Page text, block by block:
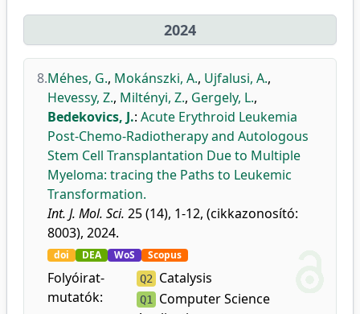
2024
8.Méhes, G., Mokánszki, A., Ujfalusi, A.,
Hevessy, Z., Miltényi, Z., Gergely, L.,
Bedekovics, J.: Acute Erythroid Leukemia
Post-Chemo-Radiotherapy and Autologous
Stem Cell Transplantation Due to Multiple
Myeloma: tracing the Paths to Leukemic
Transformation.
Int. J. Mol. Sci. 25 (14), 1-12, (cikkazonosító:
8003), 2024.
doi DEA WoS Scopus
Folyóirat-
mutatók:
Q2 Catalysis
Q1
Computer Science